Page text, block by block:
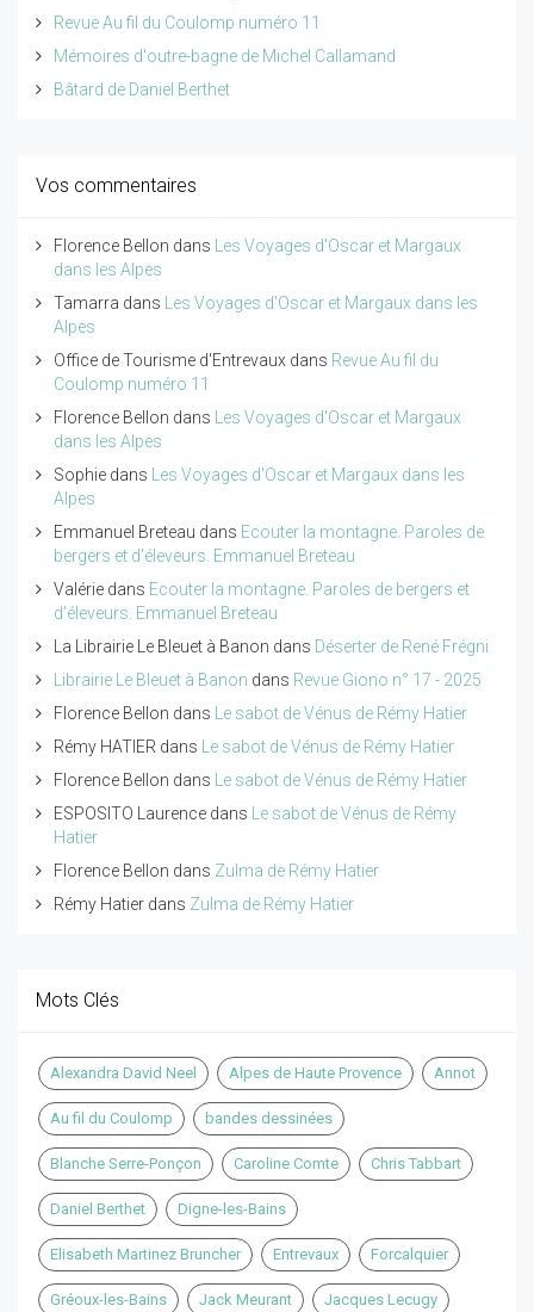
Revue Au fil du Coulomp numéro 11
Mémoires d'outre-bagne de Michel Callamand
Bâtard de Daniel Berthet
Vos commentaires
Florence Bellon dans
Les Voyages d'Oscar et Margaux
dans les Alpes
Tamarra dans
Les Voyages d'Oscar et Margaux dans les
Alpes
Office de Tourisme d'Entrevaux dans Revue Au fil du
Coulomp numéro 11
Florence Bellon dans
Les Voyages d'Oscar et Margaux
dans les Alpes
Sophie dans
Les Voyages d'Oscar et Margaux dans les
Alpes
Emmanuel Breteau dans Ecouter la montagne. Paroles de
bergers et d'éleveurs. Emmanuel Breteau
Valérie dans Ecouter la montagne. Paroles de bergers et
d'éleveurs. Emmanuel Breteau
La Librairie Le Bleuet à Banon dans Déserter de René Frégni
Librairie Le Bleuet à Banon dans Revue Giono n° 17 - 2025
Florence Bellon dans
Le sabot de Vénus de Rémy Hatier
Rémy HATIER dans
Le sabot de Vénus de Rémy Hatier
Florence Bellon dans
Le sabot de Vénus de Rémy Hatier
ESPOSITO Laurence dans
Le sabot de Vénus de Rémy
Hatier
Florence Bellon dans Zulma de Rémy Hatier
Rémy Hatier dans Zulma de Rémy Hatier
Mots Clés
Alexandra David Neel Alpes de Haute Provence Annot
Au fil du Coulomp bandes dessinées
Blanche Serre-Ponçon Caroline Comte Chris Tabbart
Daniel Berthet Digne-les-Bains
Elisabeth Martinez Bruncher Entrevaux Forcalquier
Gréoux-les-Bains Jack Meurant Jacques Lecugy